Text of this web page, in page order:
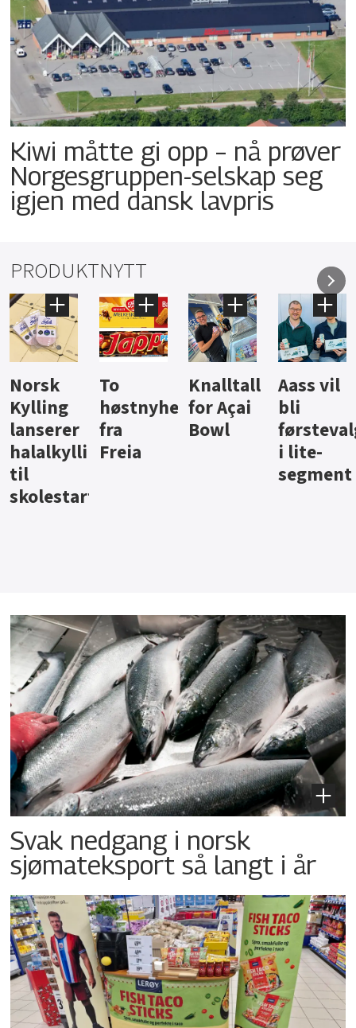
Kiwi måtte gi opp – nå prøver
Norgesgruppen-selskap seg
igjen med dansk lavpris
PRODUKTNYTT
Knalltall
for Açai
Bowl
Aass vil
bli
førstevalg
i lite-
Brus og
jus fra
Berentsen
Hard
iste fra
Hansa
Svak nedgang i norsk
sjømateksport så langt i år